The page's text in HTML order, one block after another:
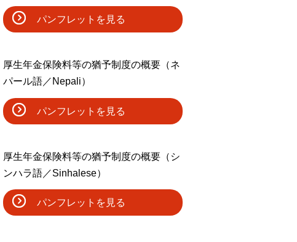
パンフレットを見る
厚生年金保険料等の猶予制度の概要（ネ
パール語／Nepali）
パンフレットを見る
厚生年金保険料等の猶予制度の概要（シ
ンハラ語／Sinhalese）
パンフレットを見る